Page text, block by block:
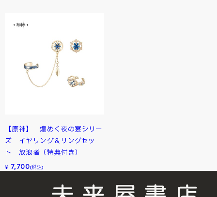
【原神】 煌めく夜の宴シリー
ズ イヤリング＆リングセッ
ト 放浪者（特典付き）
¥ 7,700(税込)